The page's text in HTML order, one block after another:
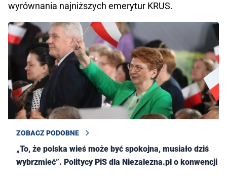
wyrównania najniższych emerytur KRUS.
ZOBACZ PODOBNE
„To, że polska wieś może być spokojna, musiało dziś
wybrzmieć”. Politycy PiS dla Niezalezna.pl o konwencji